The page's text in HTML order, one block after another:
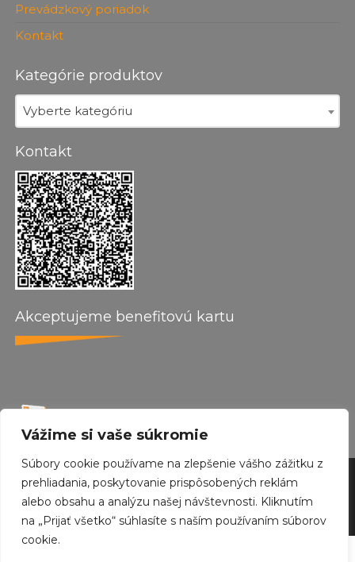
Vážime si vaše súkromie
Súbory cookie používame na zlepšenie vášho zážitku z
prehliadania, poskytovanie prispôsobených reklám
alebo obsahu a analýzu našej návštevnosti. Kliknutím
na „Prijať všetko“ súhlasíte s naším používaním súborov
cookie.
Prevádzkový poriadok
Kontakt
Kategórie produktov
Vyberte kategóriu
Kontakt
Akceptujeme benefitovú kartu
by wepo web design 2024
Created withEnvo RoyalWordPress theme